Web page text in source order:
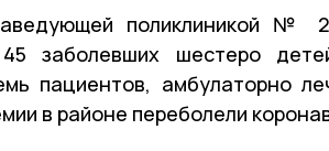
поликлиникой №
заболевших шестеро
пациентов, амбулаторно
в районе переболели